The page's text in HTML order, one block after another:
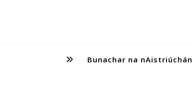
Bunachar na nAistriúchán